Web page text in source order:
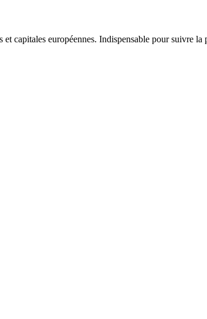
capitales européennes. Indispensable pour suivre la